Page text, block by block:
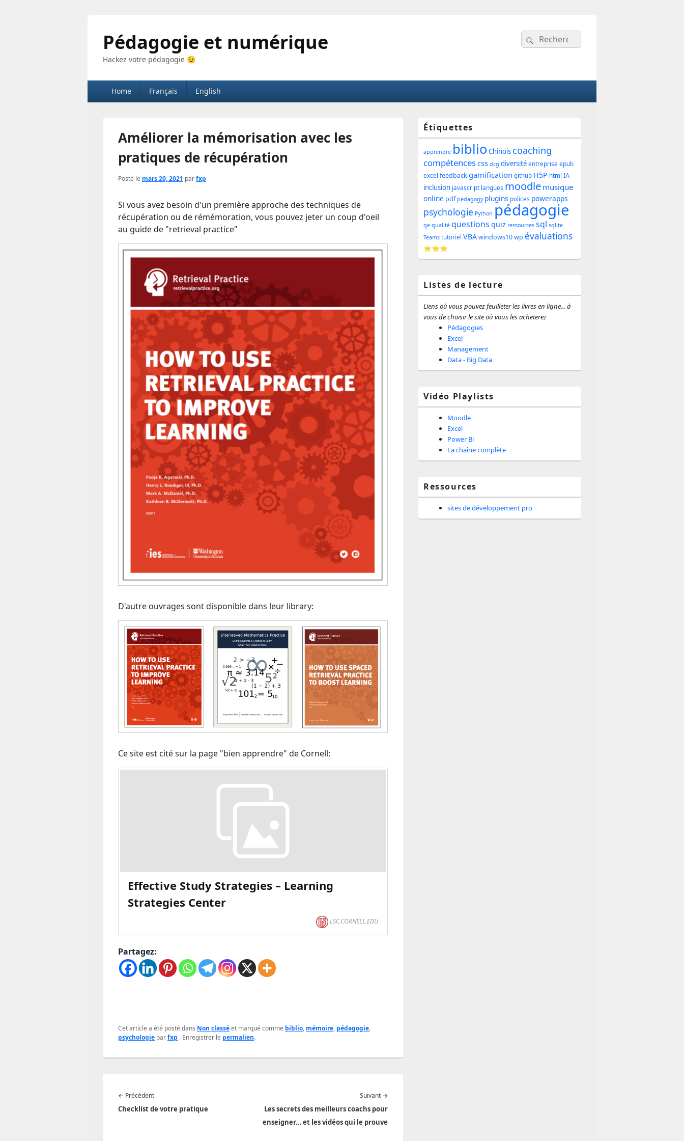
Pédagogie et numérique
Hackez votre pédagogie 😉
Recherche :
Rechercher
Menu
principal
Home Français English
Améliorer la mémorisation avec les
pratiques de récupération
Posté le mars 20, 2021 parfxp
Si vous avez besoin d'un première approche des techniques de
récupération ou de rémémoration, vous pouvez jeter un coup d'oeil
au guide de "retrieval practice"
D'autre ouvrages sont disponible dans leur library:
Ce site est cité sur la page "bien apprendre" de Cornell:
Effective Study Strategies – Learning
Strategies Center
LSC.CORNELL.EDU
Partagez:
Cet article a été posté dans Non classéet marqué comme biblio, mémoire, pédagogie,
psychologie parfxp . Enregistrer le permalien.
Navigation
de
← PrécédentArticle
précédent :
Checklist de votre pratique
Suivant →
suivant :
Les secrets des meilleurs coachs pour
enseigner… et les vidéos qui le prouve
Zone
principale
de
widget
pour
la
barre
latérale
Étiquettes
apprendre biblio Chinois coaching
compétencescss dcg diversité entreprise epub
excel feedbackgamification github H5P html IA
inclusion javascript langues moodle musique
online pdf pedagogy plugins polices powerapps
psychologie Python pédagogie
qe qualité questions quiz ressources sql sqlite
Teams tutoriel VBAwindows10wp évaluations
⭐⭐⭐
Listes de lecture
Liens où vous pouvez feuilleter les livres en ligne... à
vous de choisir le site où vous les acheterez
Pédagogies
Excel
Management
Data - Big Data
Vidéo Playlists
Moodle
Excel
Power Bi
La chaîne complète
Ressources
sites de développement pro